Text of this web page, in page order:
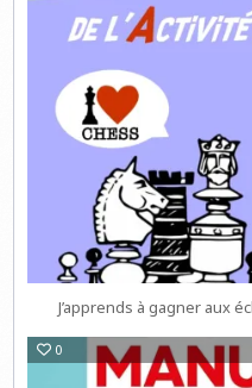
J’apprends à gagner aux
0